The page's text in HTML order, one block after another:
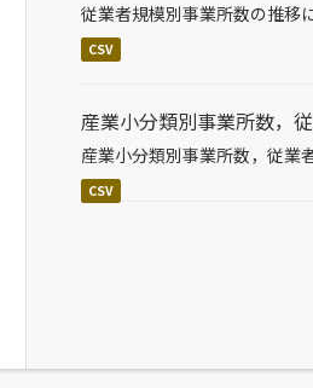
従業者規模別事業所数の推移
CSV
産業小分類別事業所数，
産業小分類別事業所数，従業
CSV